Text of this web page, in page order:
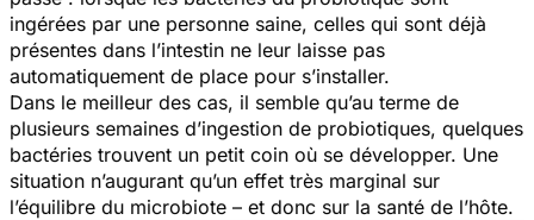
ingérées par une personne saine, celles qui sont déjà
présentes dans l’intestin ne leur laisse pas
automatiquement de place pour s’installer.
Dans le meilleur des cas, il semble qu’au terme de
plusieurs semaines d’ingestion de probiotiques, quelques
bactéries trouvent un petit coin où se développer. Une
situation n’augurant qu’un effet très marginal sur
l’équilibre du microbiote – et donc sur la santé de l’hôte.